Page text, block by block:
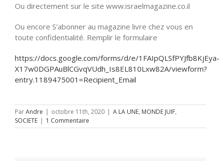
Ou directement sur le site www.israelmagazine.co.il
Ou encore S’abonner au magazine livre chez vous en
toute confidentialité. Remplir le formulaire
https://docs.google.com/forms/d/e/1FAIpQLSfPYJfb8KjEya-
X17w0DGPAuBlCGvqVUdh_Is8EL810Lxw82A/viewform?
entry.1189475001=Recipient_Email
ParAndre | octobre 11th, 2020 | A LA UNE, MONDE JUIF,
SOCIETE | 1 Commentaire